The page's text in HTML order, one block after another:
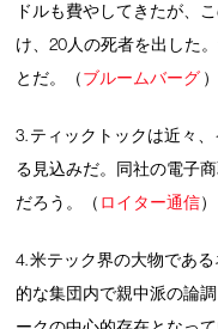
ドルも費やしてきたが、
け、20人の死者を出した
とだ。（ブルームバーグ ）
3. ティックトックは近々
る見込みだ。同社の電子
だろう。（ ロイター通信）
4. 米テック界の大物であ
的な集団内で親中派の論